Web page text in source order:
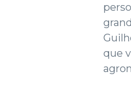
que